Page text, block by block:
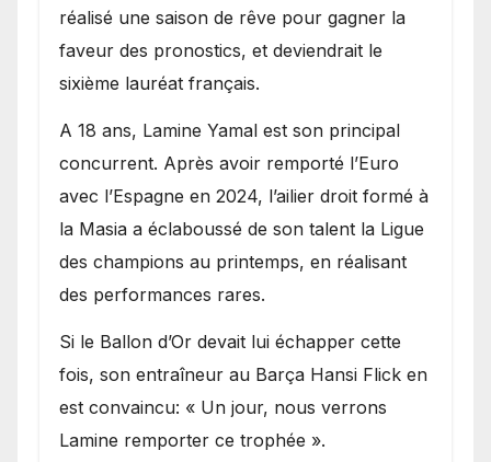
réalisé une saison de rêve pour gagner la
faveur des pronostics, et deviendrait le
sixième lauréat français.
A 18 ans, Lamine Yamal est son principal
concurrent. Après avoir remporté l’Euro
avec l’Espagne en 2024, l’ailier droit formé à
la Masia a éclaboussé de son talent la Ligue
des champions au printemps, en réalisant
des performances rares.
Si le Ballon d’Or devait lui échapper cette
fois, son entraîneur au Barça Hansi Flick en
est convaincu: « Un jour, nous verrons
Lamine remporter ce trophée ».